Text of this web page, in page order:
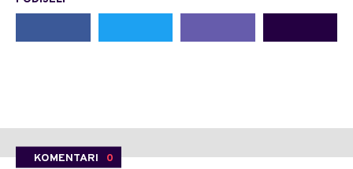
KOMENTARI 0